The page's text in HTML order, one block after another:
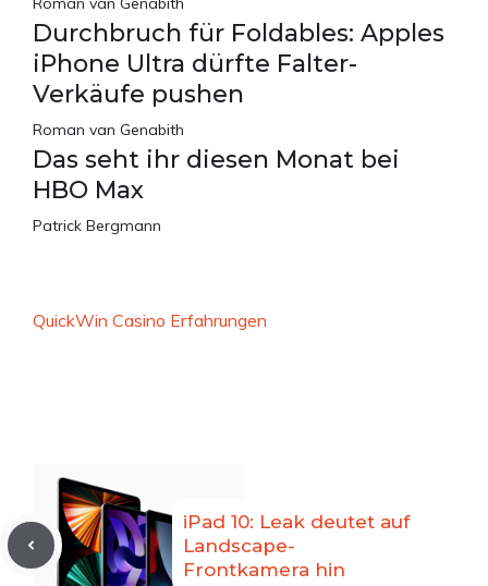
Durchbruch für Foldables: Apples
iPhone Ultra dürfte Falter-
Verkäufe pushen
Roman van Genabith
Das seht ihr diesen Monat bei
HBO Max
Patrick Bergmann
QuickWin Casino Erfahrungen
iPad 10: Leak deutet auf
Landscape-
Frontkamera hin